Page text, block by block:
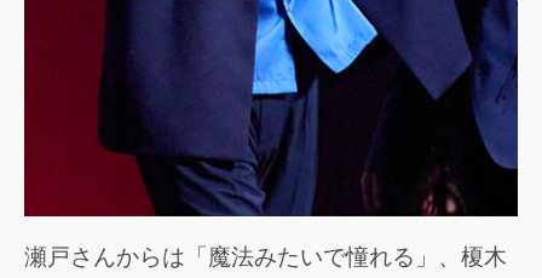
瀬戸さんからは「魔法みたいで憧れる」、榎木